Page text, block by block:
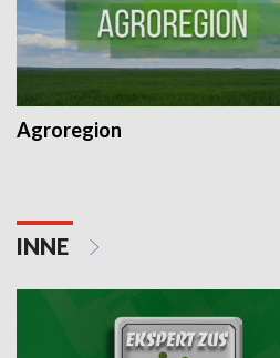
Agroregion
INNE